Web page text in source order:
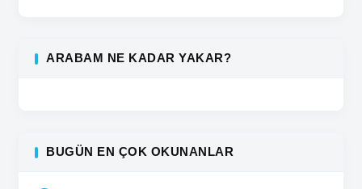
ARABAM NE KADAR YAKAR?
BUGÜN EN ÇOK OKUNANLAR